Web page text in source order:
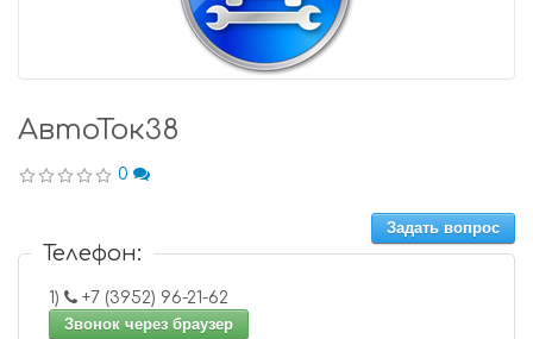
АвтоТок38
0
Задать вопрос
Телефон:
1)
+7 (3952) 96-21-62
Звонок через браузер